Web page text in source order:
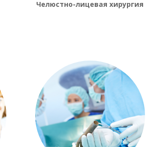
Челюстно-лицевая хирургия